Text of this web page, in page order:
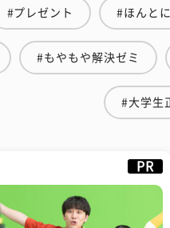
#プレゼント #ほんと
#もやもや解決ゼミ
#大学生
PR